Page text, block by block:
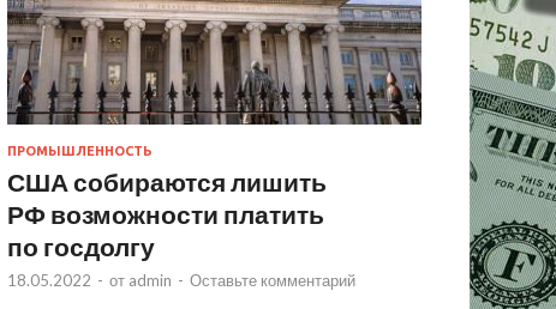
ПРОМЫШЛЕННОСТЬ
США собираются лишить
РФ возможности платить
по госдолгу
18.05.2022 - от admin - Оставьте комментарий